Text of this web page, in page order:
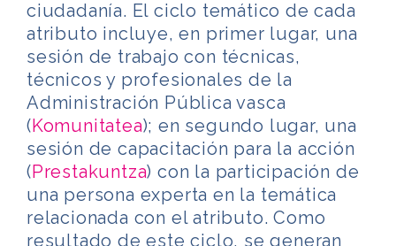
ciudadanía. El ciclo temático de cada
atributo incluye, en primer lugar, una
sesión de trabajo con técnicas,
técnicos y profesionales de la
Administración Pública vasca
(Komunitatea); en segundo lugar, una
sesión de capacitación para la acción
(Prestakuntza) con la participación de
una persona experta en la temática
relacionada con el atributo. Como
resultado de este ciclo, se generan